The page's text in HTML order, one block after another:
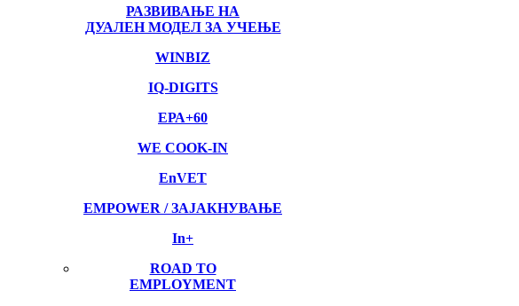
РАЗВИВАЊЕ НА
ДУАЛЕН МОДЕЛ ЗА УЧЕЊЕ
WINBIZ
IQ-DIGITS
EРА+60
WE COOK-IN
EnVET
EMPOWER / ЗАЈАКНУВАЊЕ
In+
ROAD TO
EMPLOYMENT